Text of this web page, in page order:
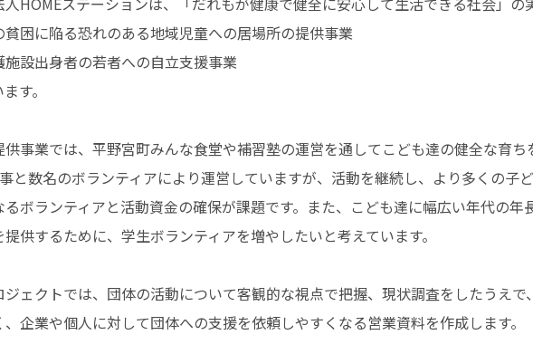
貧困に陥る恐れのある地域児童への居場所の提供事業
施設出身者の若者への自立支援事業
す。
供事業では、平野宮町みんな食堂や補習塾の運営を通してこども達の健全な育ち
と数名のボランティアにより運営していますが、活動を継続し、より多くの子
るボランティアと活動資金の確保が課題です。また、こども達に幅広い年代の年
提供するために、学生ボランティアを増やしたいと考えています。
ェクトでは、団体の活動について客観的な視点で把握、現状調査をしたうえで
企業や個人に対して団体への支援を依頼しやすくなる営業資料を作成します。